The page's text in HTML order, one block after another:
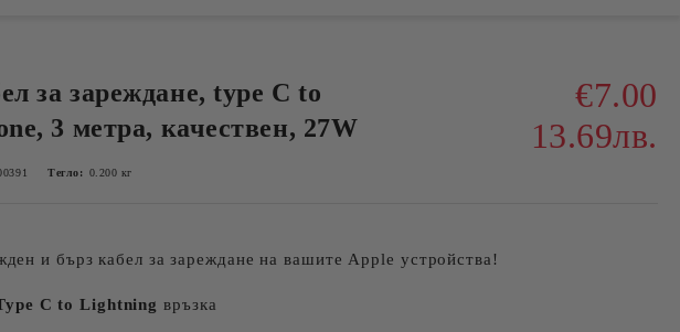
за зареждане, type C to
3 метра, качествен, 27W
€7.00
13.69лв.
Тегло: 0.200 кг
и бърз кабел за зареждане на вашите Apple устройства!
C to Lightning връзка